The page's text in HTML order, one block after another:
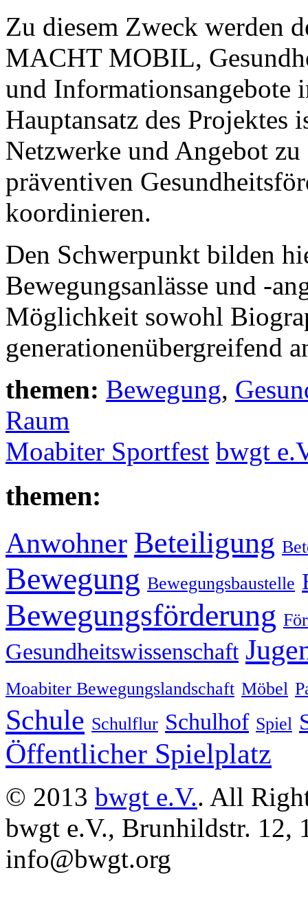
Zu diesem Zweck werden
MACHT MOBIL,
und Informationsangebote
Hauptansatz des Projektes
Netzwerke und Angebot
präventiven
koordinieren.
Den Schwerpunkt bilden
Bewegungsanlässe und -
Möglichkeit sowohl
generationenübergreifend
themen: Bewegung,
Raum
Moabiter Sportfest bwgt
themen:
Anwohner Beteiligung
Bewegung Bewegungsbaustelle
Bewegungsförderung
Gesundheitswissenschaft
Moabiter Bewegungslandschaft Möbel
Schule Schulflur Schulhof Spiel
Öffentlicher Spielplatz
© 2013 bwgt e.V.. All
bwgt e.V., Brunhildstr. 12,
info@bwgt.org